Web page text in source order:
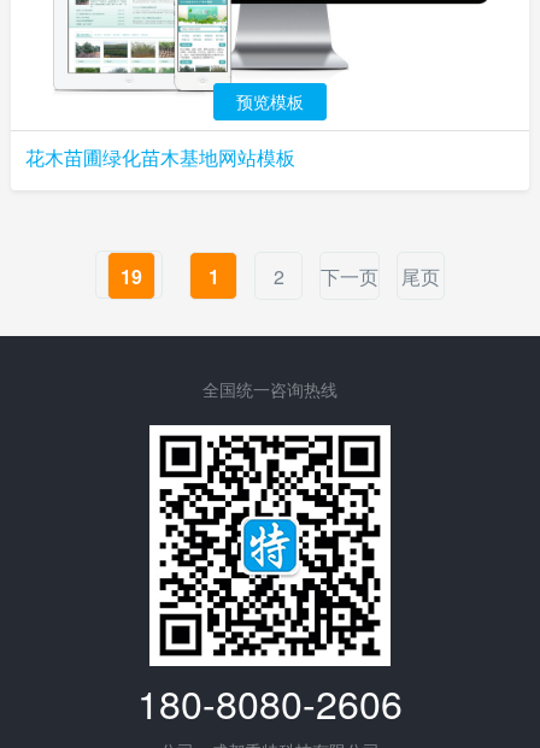
预览模板
花木苗圃绿化苗木基地网站模板
19 1 2 下一页 尾页
全国统一咨询热线
180-8080-2606